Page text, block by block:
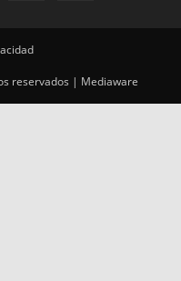
reservados | Mediaware